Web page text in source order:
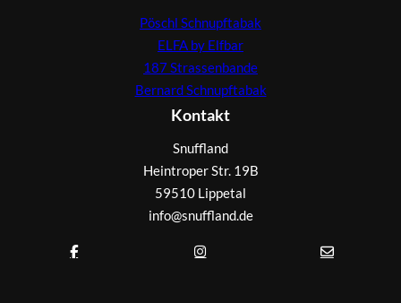
Pöschl Schnupftabak
ELFA by Elfbar
187 Strassenbande
Bernard Schnupftabak
Kontakt
Snuffland
Heintroper Str. 19B
59510 Lippetal
info@snuffland.de